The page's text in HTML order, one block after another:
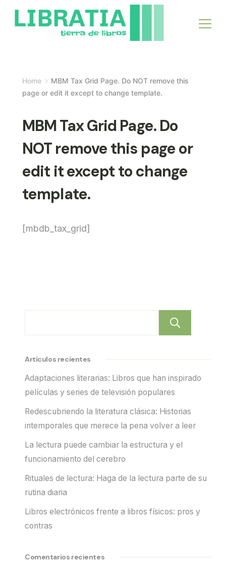
Skip
Home
MBM Tax Grid Page. Do NOT remove this
page or edit it except to change template.
MBM Tax Grid Page. Do
NOT remove this page or
edit it except to change
template.
[mbdb_tax_grid]
Artículos recientes
Adaptaciones literarias: Libros que han inspirado
películas y series de televisión populares
Redescubriendo la literatura clásica: Historias
intemporales que merece la pena volver a leer
La lectura puede cambiar la estructura y el
funcionamiento del cerebro
Rituales de lectura: Haga de la lectura parte de su
rutina diaria
Libros electrónicos frente a libros físicos: pros y
contras
Comentarios recientes